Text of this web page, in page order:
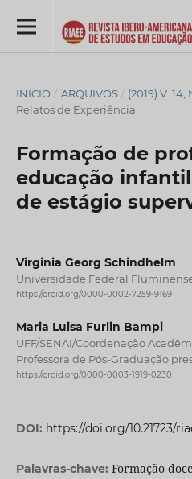
INÍCIO / ARQUIVOS / (2019) V. 14,
Relatos de Experiência
Formação de
educação
de estágio
Virginia Georg Schindhelm
Universidade Federal
https://orcid.org/0000-0002-7259-9169
Maria Luisa Furlin Bampi
UFF/SENAI/Coordenação
Professora de Pós-Graduação
https://orcid.org/0000-0003-1919-0230
DOI: https://doi.org/10.21723/
Palavras-chave: Formação